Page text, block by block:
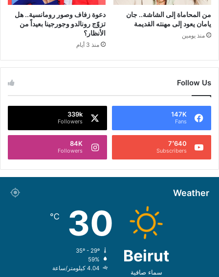
من المحاماة إلى الشاشة.. جان
يامان يعود إلى مهنته القديمة
منذ يومين
دعوة زفاف وصور رومانسية.. هل
تزوّج رونالدو وجورجينا بعيداً من
الأنظار؟
منذ 3 أيام
Follow Us
147K
Fans
339k
Followers
7٬640
Subscribers
84K
Followers
Weather
Beirut
سماء صافية
30
℃
59%
4.04 كيلومتر/ساعة